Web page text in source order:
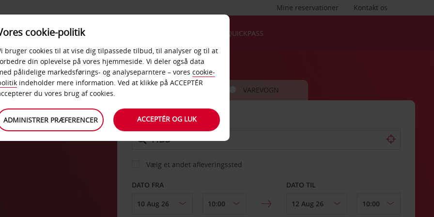
Kontakt os
Mine reservationer
PRODUKTER &
KONTORER
QUICKPASS
BIL VAREVOGN
AFHENT FRA
Vælg et andet afleveringssted
DATO FRA DATO TIL
cookie-politik
bruger cookies til at vise dig tilpassede tilbud, til analyser og til at
din oplevelse på vores hjemmeside. Vi deler også data
pålidelige markedsførings- og analyseparntere – vores cookie-
indeholder mere information. Ved at klikke på ACCEPTÉR
du vores brug af cookies.
ADMINISTRER PRÆFERENCER ACCEPTÉR OG LUK